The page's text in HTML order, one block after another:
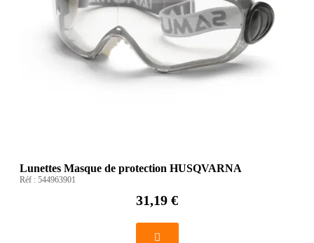
Lunettes Masque de protection HUSQVARNA
Réf : 544963901
31,19 €